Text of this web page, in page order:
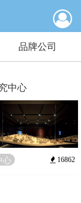
品牌公司
中心
心 16862